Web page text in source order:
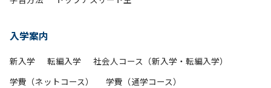
入学案内
新入学 転編入学
社会人コース（新入学・転編入学）
学費（ネットコース）
学費（通学コース）